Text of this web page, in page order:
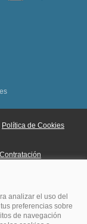
Política de Cookies
Veturis Travel S.A.